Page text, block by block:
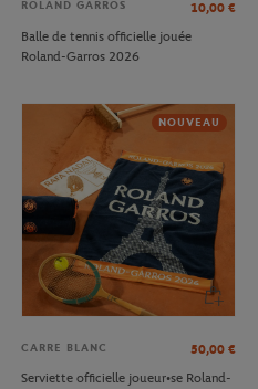
ROLAND GARROS 10,00 €
Balle de tennis officielle jouée
Roland-Garros 2026
NOUVEAU
CARRE BLANC 50,00 €
Serviette officielle joueur•se Roland-